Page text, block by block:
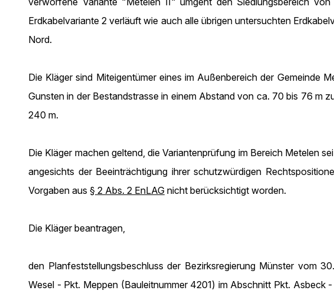
Erdkabelvariante 2 verläuft wie auch alle übrigen untersuchten
Nord.
Die Kläger sind Miteigentümer eines im Außenbereich der Gemeinde
Gunsten in der Bestandstrasse in einem Abstand von ca. 70 bis 76 m
240 m.
Die Kläger machen geltend, die Variantenprüfung im Bereich Metelen
angesichts der Beeinträchtigung ihrer schutzwürdigen
Vorgaben aus § 2 Abs. 2 EnLAG nicht berücksichtigt worden.
Die Kläger beantragen,
den Planfeststellungsbeschluss der Bezirksregierung Münster vom
Wesel - Pkt. Meppen (Bauleitnummer 4201) im Abschnitt Pkt.